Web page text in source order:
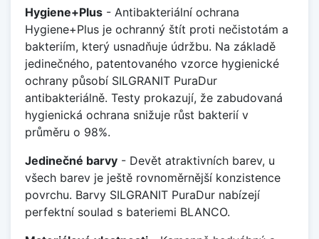
Hygiene+Plus - Antibakteriální ochrana
Hygiene+Plus je ochranný štít proti nečistotám a
bakteriím, který usnadňuje údržbu. Na základě
jedinečného, patentovaného vzorce hygienické
ochrany působí SILGRANIT PuraDur
antibakteriálně. Testy prokazují, že zabudovaná
hygienická ochrana snižuje růst bakterií v
průměru o 98%.
Jedinečné barvy - Devět atraktivních barev, u
všech barev je ještě rovnoměrnější konzistence
povrchu. Barvy SILGRANIT PuraDur nabízejí
perfektní soulad s bateriemi BLANCO.